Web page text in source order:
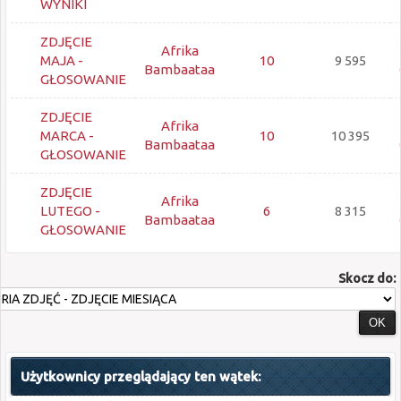
WYNIKI
ZDJĘCIE
MAJA -
GŁOSOWANIE
Afrika
Bambaataa
10 9 595
ZDJĘCIE
MARCA -
GŁOSOWANIE
Afrika
Bambaataa
10 10 395
ZDJĘCIE
LUTEGO -
GŁOSOWANIE
Afrika
Bambaataa
6 8 315
Skocz do:
Użytkownicy przeglądający ten wątek: